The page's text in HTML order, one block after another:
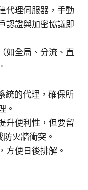
代理伺服器，手動
認證與加密協議即
如全局、分流、直
統的代理，確保所
。
升便利性，但要留
火牆衝突。
方便日後排解。